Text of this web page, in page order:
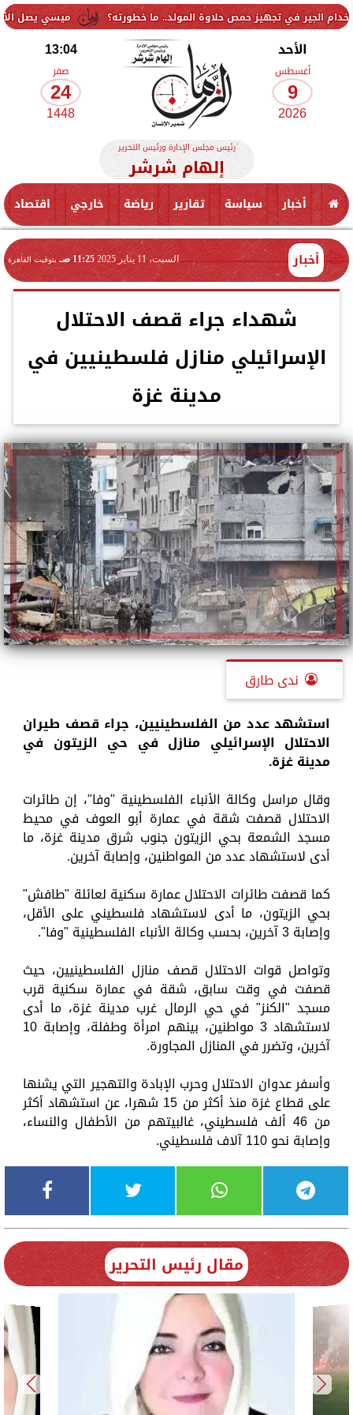
ميسي يصل الأرجنتين تجهيز حمص حلاوة المولد.. ما خطورته؟
الأحد
أغسطس
9
2026
13:04
صفر
24
1448
رئيس مجلس الإدارة ورئيس التحرير
إلهام شرشر
أخبار سياسة تقارير رياضة خارجي اقتصاد
أخبار السبت، 11 يناير 2025 11:25 صـ بتوقيت القاهرة
شهداء جراء قصف الاحتلال
الإسرائيلي منازل فلسطينيين في
مدينة غزة
ندى طارق
استشهد عدد من الفلسطينيين، جراء قصف طيران
الاحتلال الإسرائيلي منازل في حي الزيتون في
مدينة غزة.
وقال مراسل وكالة الأنباء الفلسطينية "وفا"، إن طائرات
الاحتلال قصفت شقة في عمارة أبو العوف في محيط
مسجد الشمعة بحي الزيتون جنوب شرق مدينة غزة، ما
أدى لاستشهاد عدد من المواطنين، وإصابة آخرين.
كما قصفت طائرات الاحتلال عمارة سكنية لعائلة "طافش"
بحي الزيتون، ما أدى لاستشهاد فلسطيني على الأقل،
وإصابة 3 آخرين، بحسب وكالة الأنباء الفلسطينية "وفا".
وتواصل قوات الاحتلال قصف منازل الفلسطينيين، حيث
قصفت في وقت سابق، شقة في عمارة سكنية قرب
مسجد "الكنز" في حي الرمال غرب مدينة غزة، ما أدى
لاستشهاد 3 مواطنين، بينهم امرأة وطفلة، وإصابة 10
آخرين، وتضرر في المنازل المجاورة.
وأسفر عدوان الاحتلال وحرب الإبادة والتهجير التي يشنها
على قطاع غزة منذ أكثر من 15 شهرا، عن استشهاد أكثر
من 46 ألف فلسطيني، غالبيتهم من الأطفال والنساء،
وإصابة نحو 110 آلاف فلسطيني.
مقال رئيس التحرير